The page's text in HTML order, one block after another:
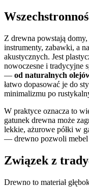
Z drewna powstają
instrumenty, zabawki, a
akustycznych. Jest
nowoczesne i tradycyjne
— od naturalnych
łatwo dopasować je do
minimalizmu po
W praktyce oznacza to
gatunek drewna może
lekkie, ażurowe półki w
— drewno pozwoli mebel
Związek z
Drewno to materiał